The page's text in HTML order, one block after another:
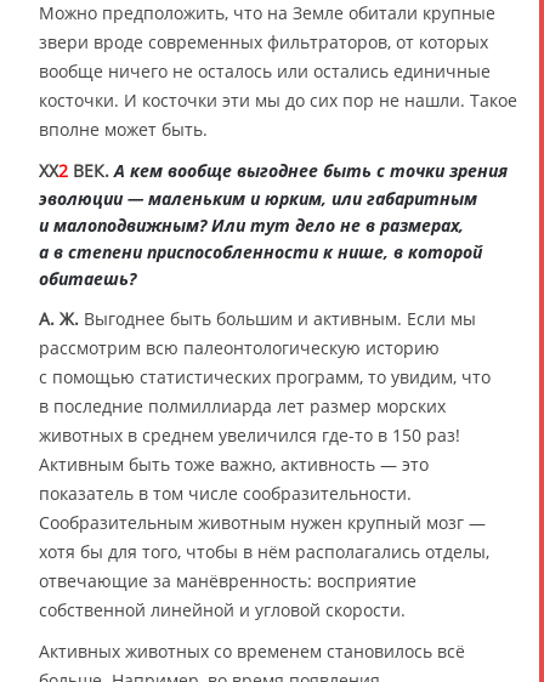
Можно предположить, что на Земле обитали крупные
звери вроде современных фильтраторов, от которых
вообще ничего не осталось или остались единичные
косточки. И косточки эти мы до сих пор не нашли. Такое
вполне может быть.
XX2 ВЕК. А кем вообще выгоднее быть с точки зрения
эволюции — маленьким и юрким, или габаритным
и малоподвижным? Или тут дело не в размерах,
а в степени приспособленности к нише, в которой
обитаешь?
А. Ж. Выгоднее быть большим и активным. Если мы
рассмотрим всю палеонтологическую историю
с помощью статистических программ, то увидим, что
в последние полмиллиарда лет размер морских
животных в среднем увеличился где-то в 150 раз!
Активным быть тоже важно, активность — это
показатель в том числе сообразительности.
Сообразительным животным нужен крупный мозг —
хотя бы для того, чтобы в нём располагались отделы,
отвечающие за манёвренность: восприятие
собственной линейной и угловой скорости.
Активных животных со временем становилось всё